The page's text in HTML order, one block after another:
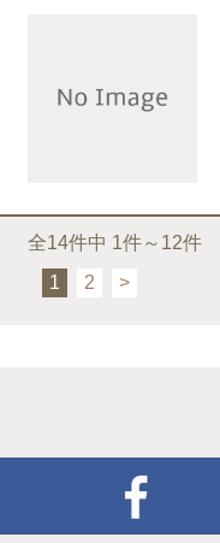
全14件中 1件～12件
1
2 >